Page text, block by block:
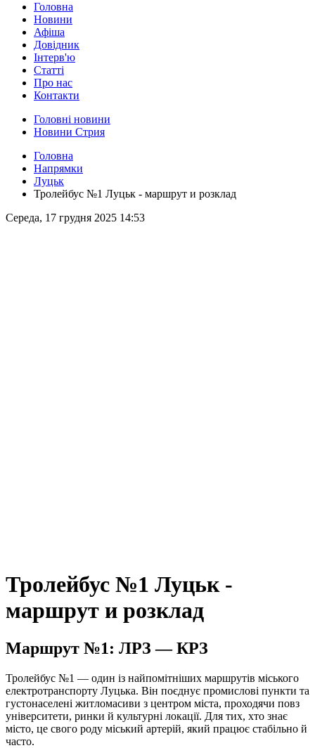
Головна
Новини
Афіша
Довідник
Інтерв'ю
Статті
Про нас
Контакти
Головні новини
Новини Стрия
Головна
Напрямки
Луцьк
Тролейбус №1 Луцьк - маршрут и розклад
Середа, 17 грудня 2025 14:53
Тролейбус №1 Луцьк -
маршрут и розклад
Маршрут №1: ЛРЗ — КРЗ
Тролейбус №1 — один із найпомітніших маршрутів міського
електротранспорту Луцька. Він поєднує промислові пункти та
густонаселені житломасиви з центром міста, проходячи повз
університети, ринки й культурні локації. Для тих, хто знає
місто, це свого роду міський артерій, який працює стабільно й
часто.